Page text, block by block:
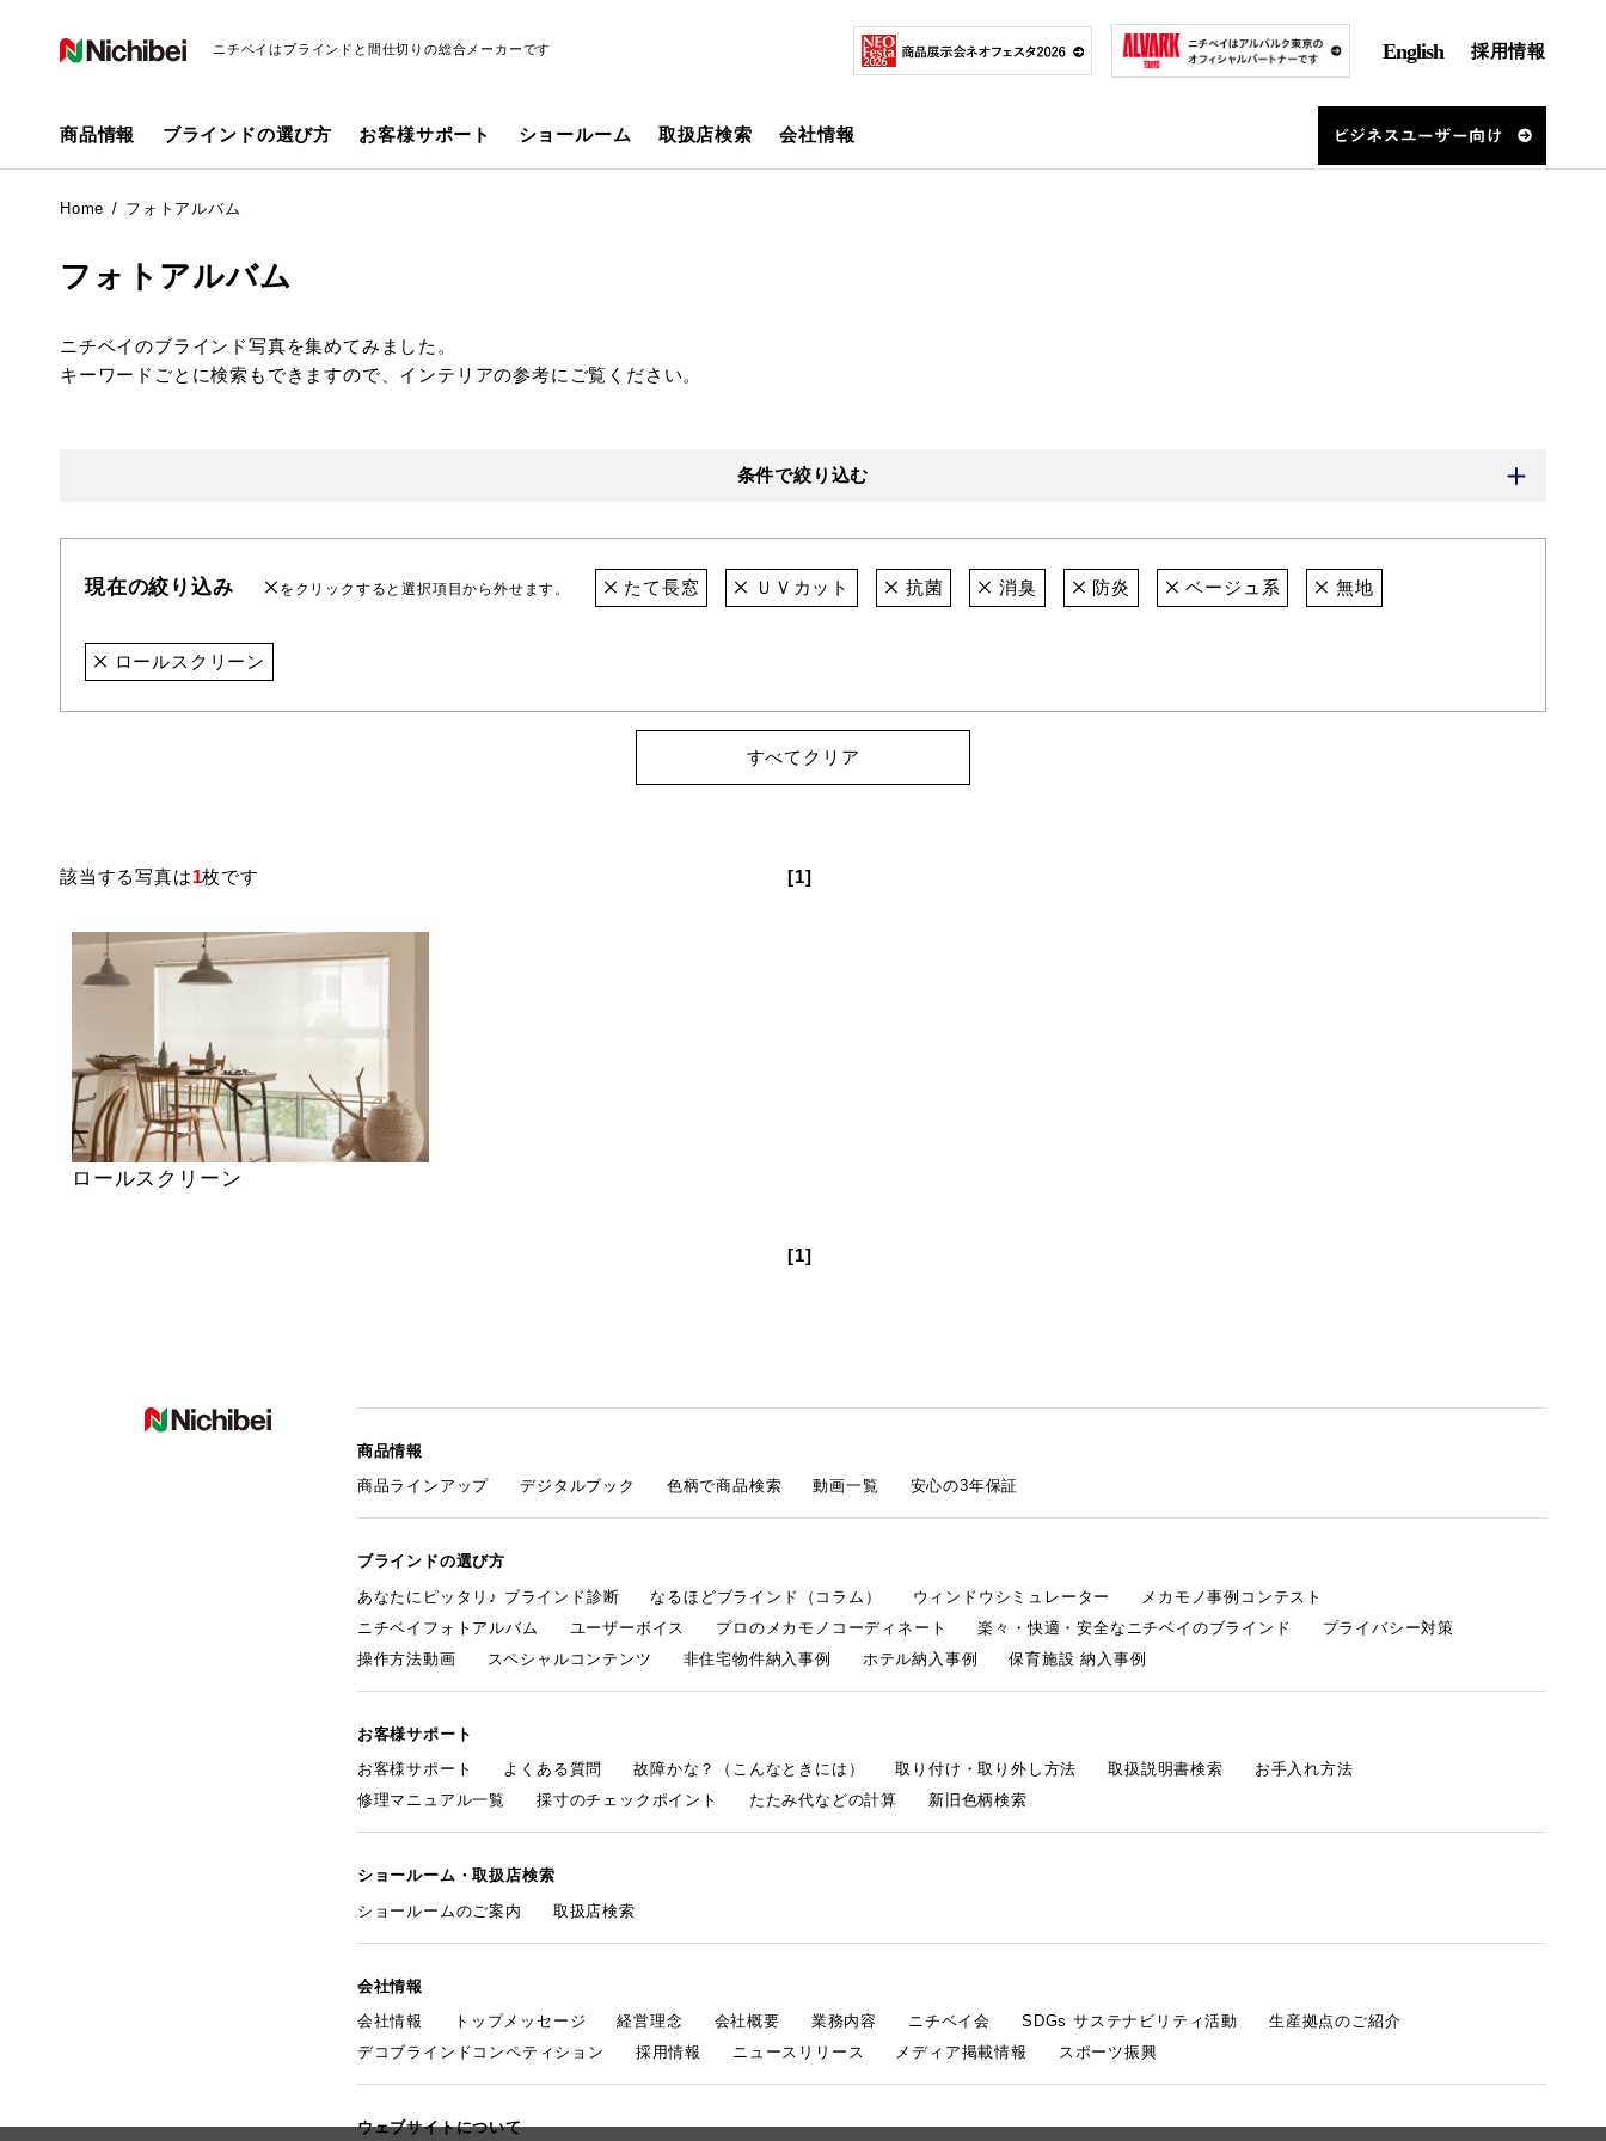
ニチベイはブラインドと間仕切りの総合メーカーです English 採用情報
商品情報 ブラインドの選び方 お客様サポート ショールーム 取扱店検索 会社情報
Home フォトアルバム
フォトアルバム
ニチベイのブラインド写真を集めてみました。
キーワードごとに検索もできますので、インテリアの参考にご覧ください。
条件で絞り込む
現在の絞り込み をクリックすると選択項目から外せます。 たて長窓 ＵＶカット 抗菌 消臭 防炎 ベージュ系 無地
ロールスクリーン
すべてクリア
該当する写真は1枚です [1]
ロールスクリーン
[1]
商品情報
商品ラインアップ
デジタルブック 色柄で商品検索 動画一覧 安心の3年保証
ブラインドの選び方
あなたにピッタリ♪ ブラインド診断
なるほどブラインド（コラム） ウィンドウシミュレーター
メカモノ事例コンテスト
ニチベイフォトアルバム
ユーザーボイス プロのメカモノコーディネート 楽々・快適・安全なニチベイのブラインド
プライバシー対策
操作方法動画
スペシャルコンテンツ 非住宅物件納入事例 ホテル納入事例 保育施設 納入事例
お客様サポート
お客様サポート
よくある質問 故障かな？（こんなときには） 取り付け・取り外し方法 取扱説明書検索
お手入れ方法
修理マニュアル一覧
採寸のチェックポイント たたみ代などの計算 新旧色柄検索
ショールーム・取扱店検索
ショールームのご案内
取扱店検索
会社情報
会社情報
トップメッセージ 経営理念 会社概要 業務内容 ニチベイ会 SDGs サステナビリティ活動
生産拠点のご紹介
デコブラインドコンペティション
採用情報 ニュースリリース メディア掲載情報 スポーツ振興
ウェブサイトについて